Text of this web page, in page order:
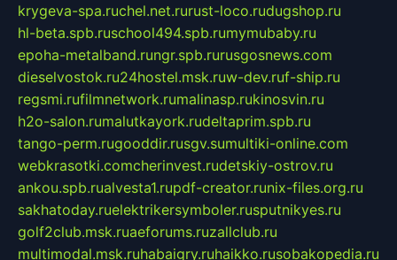
krygeva-spa.ruchel.net.rurust-loco.rudugshop.ru
hl-beta.spb.ruschool494.spb.rumymubaby.ru
epoha-metalband.rungr.spb.rurusgosnews.com
dieselvostok.ru24hostel.msk.ruw-dev.ruf-ship.ru
regsmi.rufilmnetwork.rumalinasp.rukinosvin.ru
h2o-salon.rumalutkayork.rudeltaprim.spb.ru
tango-perm.rugooddir.rusgv.sumultiki-online.com
webkrasotki.comcherinvest.rudetskiy-ostrov.ru
ankou.spb.rualvesta1.rupdf-creator.runix-files.org.ru
sakhatoday.ruelektrikersymboler.rusputnikyes.ru
golf2club.msk.ruaeforums.ruzallclub.ru
multimodal.msk.ruhabaigry.ruhaikko.rusobakopedia.ru